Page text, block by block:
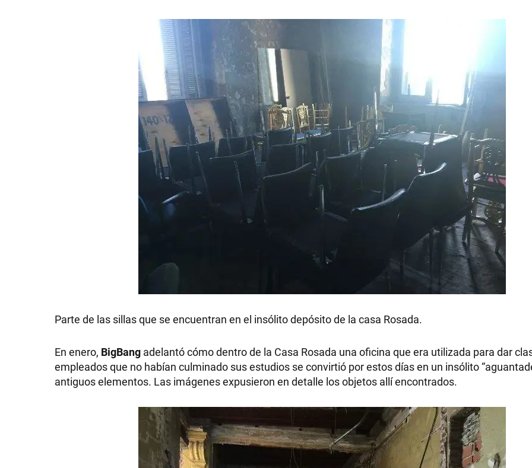
Parte de las sillas que se encuentran en el insólito depósito de la casa Rosada.
En enero, BigBang adelantó cómo dentro de la Casa Rosada una oficina que era utilizada para dar
empleados que no habían culminado sus estudios se convirtió por estos días en un insólito
antiguos elementos. Las imágenes expusieron en detalle los objetos allí encontrados.